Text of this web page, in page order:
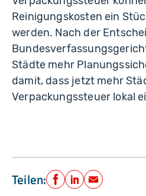
Reinigungskosten ein
werden. Nach der
Städte mehr
damit, dass jetzt mehr
Verpackungssteuer lokal
Teilen: Facebook
LinkedIn
E-Mail